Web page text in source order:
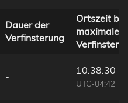
Dauer der
Verfinsterung
Ortszeit bei
maximaler
-
10:38:30
UTC-04:42